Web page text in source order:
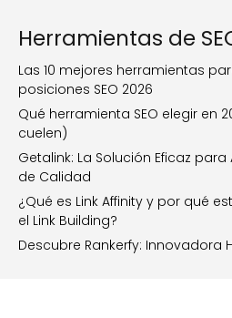
Herramientas de
Las 10 mejores herramientas
posiciones SEO 2026
Qué herramienta SEO elegir en
cuelen)
Getalink: La Solución Eficaz para
de Calidad
¿Qué es Link Affinity y por qué
el Link Building?
Descubre Rankerfy: Innovadora